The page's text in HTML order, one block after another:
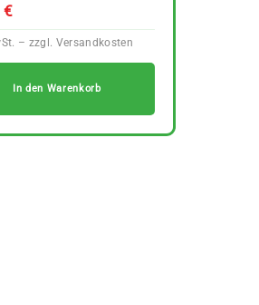
€
In den Warenkorb